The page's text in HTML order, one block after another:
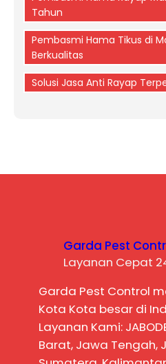
Tahun
Pembasmi Hama Tikus di
Berkualitas
Solusi Jasa Anti Rayap
Garda Pest
Layanan Cepat
Garda Pest Control
Kota Kota besar di
Layanan Kami:
Barat, Jawa Tengah,